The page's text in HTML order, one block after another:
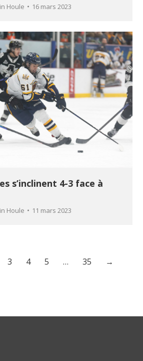
Houle 16 mars 2023
s’inclinent 4-3 face à
Houle 11 mars 2023
3 4 5 … 35 →